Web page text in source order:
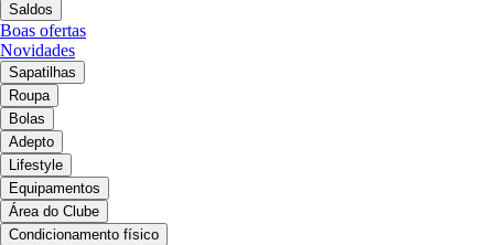
Saldos
Boas ofertas
Novidades
Sapatilhas
Roupa
Bolas
Adepto
Lifestyle
Equipamentos
Área do Clube
Condicionamento físico